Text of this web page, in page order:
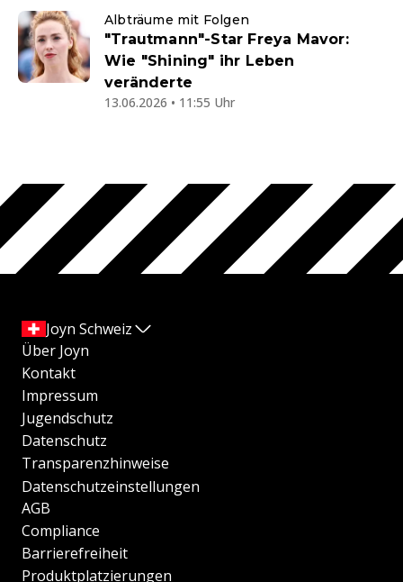
Albträume mit Folgen
"Trautmann"-Star Freya Mavor:
Wie "Shining" ihr Leben
veränderte
13.06.2026 • 11:55 Uhr
Joyn Schweiz
Über Joyn
Kontakt
Impressum
Jugendschutz
Datenschutz
Transparenzhinweise
Datenschutzeinstellungen
AGB
Compliance
Barrierefreiheit
Produktplatzierungen